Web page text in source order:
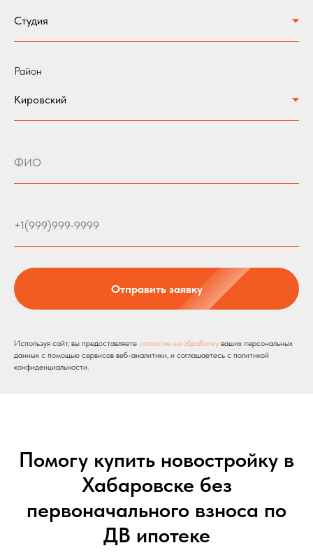
Район
Отправить заявку
Используя сайт, вы предоставляете согласие на обработку ваших персональных
данных с помощью сервисов веб-аналитики, и соглашаетесь c политикой
конфиденциальности.
Помогу купить новостройку в
Хабаровске без
первоначального взноса по
ДВ ипотеке